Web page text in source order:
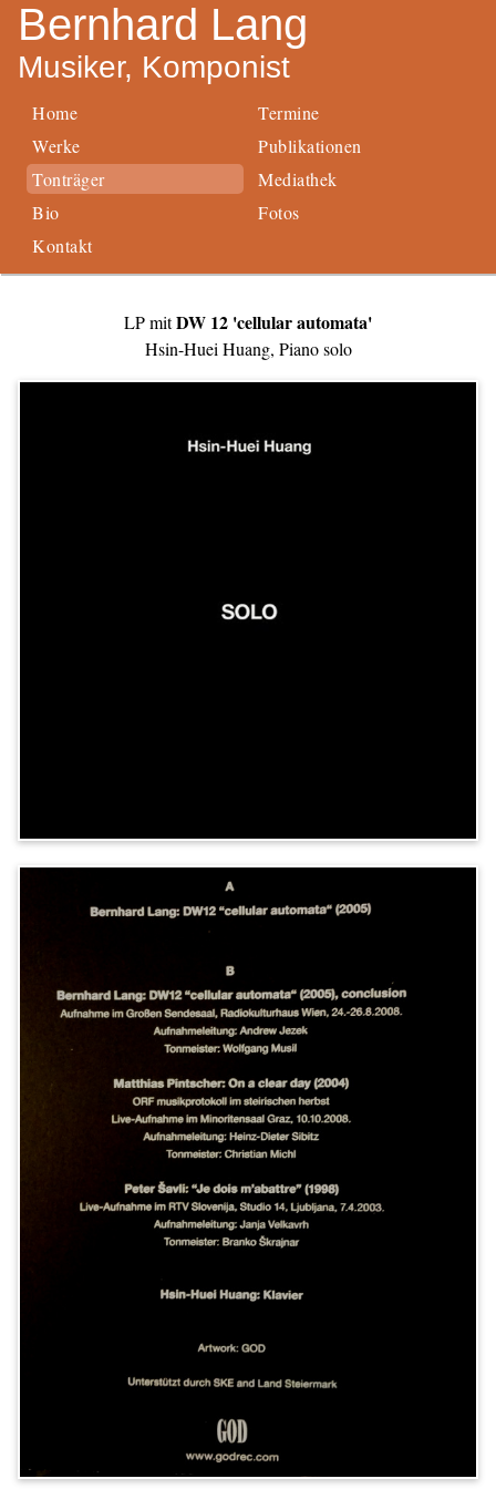
Springe direkt zum Inhalt
Bernhard Lang
Musiker, Komponist
Home
Termine
Werke
Publikationen
Tonträger
Mediathek
Bio
Fotos
Kontakt
LP mitDW 12 'cellular automata'
Hsin-Huei Huang, Piano solo